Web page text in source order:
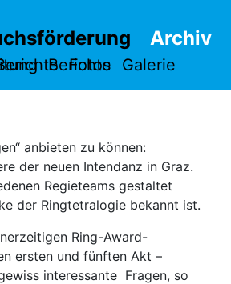
Fotos
Archiv
Berichte Galerie
anbieten zu können:
der neuen Intendanz in Graz.
Regieteams gestaltet
der Ringtetralogie bekannt ist.
Ring-Award-
ersten und fünften Akt –
interessante Fragen, so